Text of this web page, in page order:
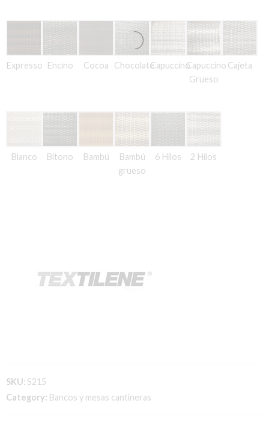
Expresso Encino Cocoa ChocolateCapuccinoCapuccino
Grueso
Cajeta
Blanco Bitono Bambú
Bambú
grueso
6 Hilos 2 Hilos
SKU: S215
Category: Bancos y mesas cantineras